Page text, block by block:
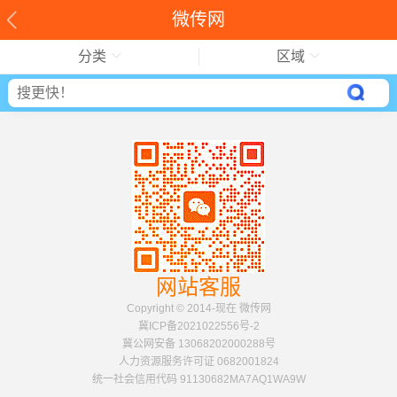
微传网
分类 区域
网站客服
Copyright © 2014-现在 微传网
冀ICP备2021022556号-2
冀公网安备 13068202000288号
人力资源服务许可证 0682001824
统一社会信用代码 91130682MA7AQ1WA9W